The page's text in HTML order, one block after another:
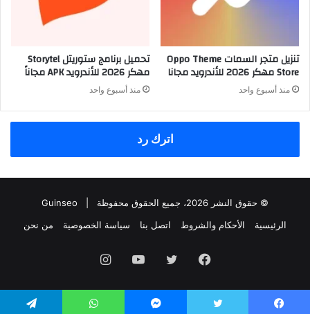
تنزيل متجر السمات Oppo Theme
Store مهكر 2026 للأندرويد مجانا
منذ أسبوع واحد
تحميل برنامج ستوريتل Storytel
مهكر 2026 للأندرويد APK مجاناً
منذ أسبوع واحد
اترك رد
© حقوق النشر 2026، جميع الحقوق محفوظة |
Guinseo
الرئيسية
الأحكام والشروط اتصل بنا سياسة الخصوصية من نحن
فيسبوك تويتر يوتيوبانستقرام